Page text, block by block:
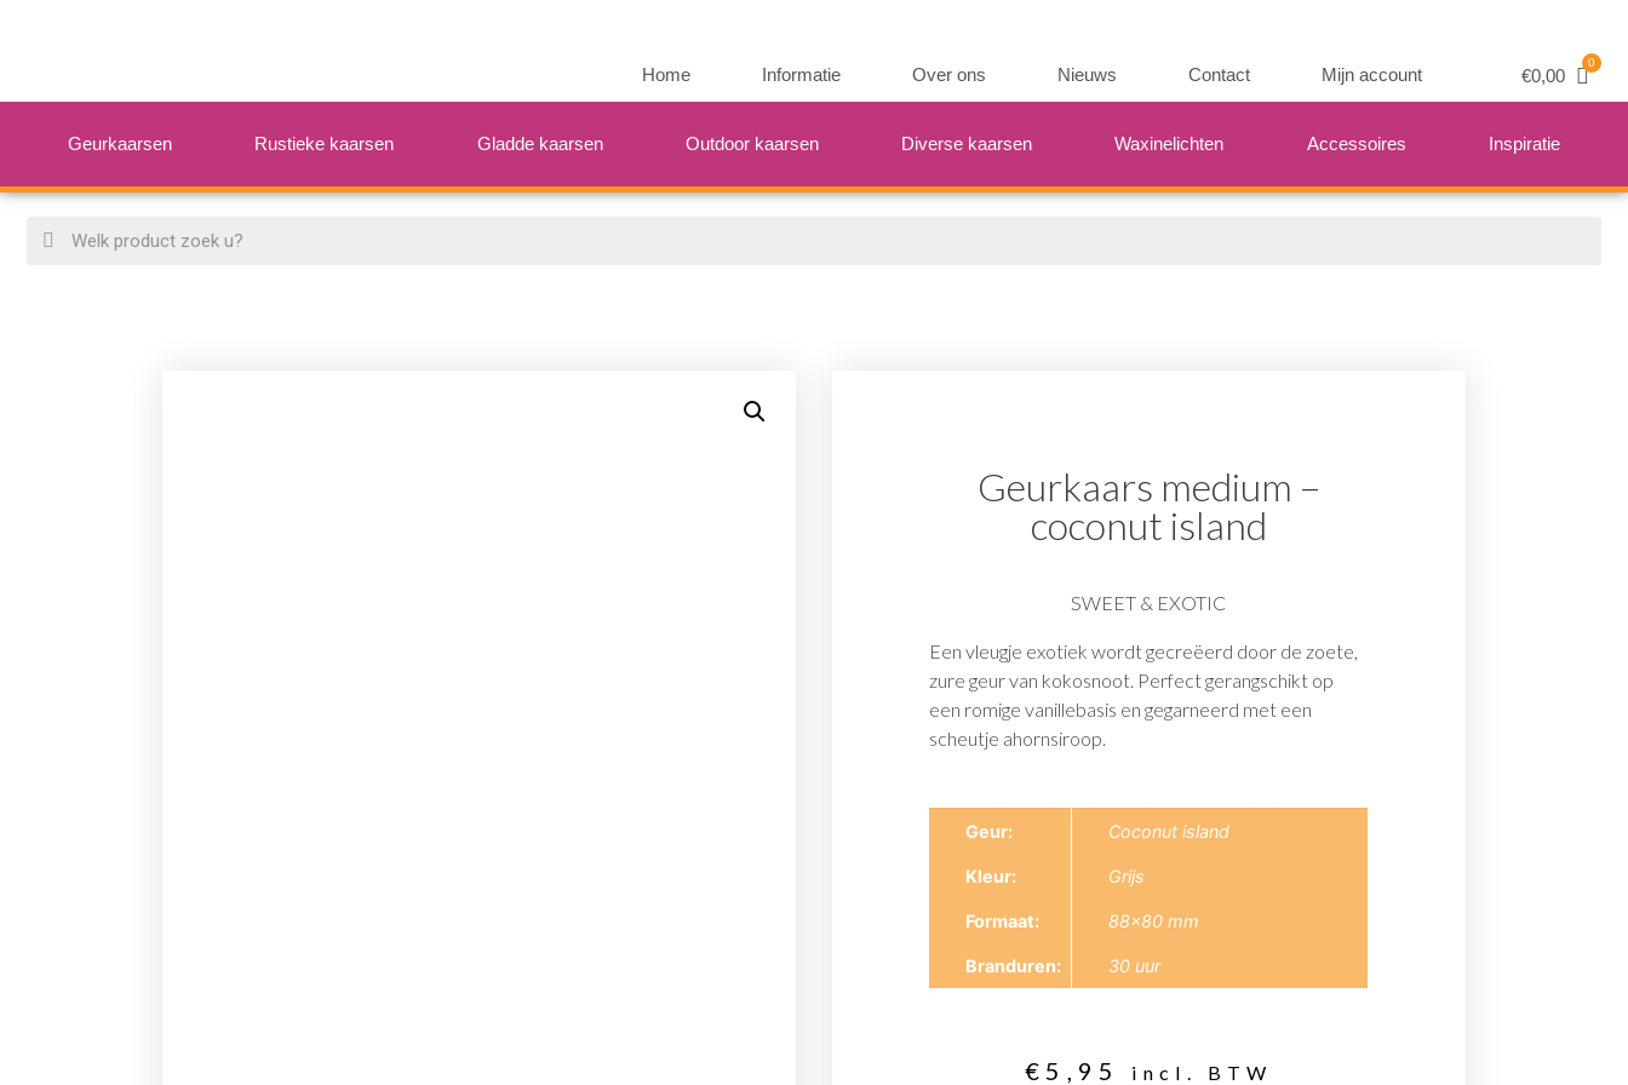
Home Informatie Over ons Nieuws Contact Mijn account €0,00
Geurkaarsen Rustieke kaarsen Gladde kaarsen Outdoor kaarsen Diverse kaarsen Waxinelichten Accessoires Inspiratie
Geurkaars medium –
coconut island
SWEET & EXOTIC
Een vleugje exotiek wordt gecreëerd door de zoete,
zure geur van kokosnoot. Perfect gerangschikt op
een romige vanillebasis en gegarneerd met een
scheutje ahornsiroop.
Geur Coconut island
Kleur Grijs
Formaat 88×80 mm
Branduren 30 uur
€5,95 incl. BTW